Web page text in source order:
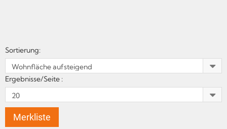
Sortierung:
Ergebnisse/Seite :
Merkliste